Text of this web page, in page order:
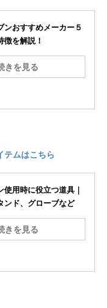
ンおすすめメーカー５
を解説！
きを見る
テムはこちら
使用時に役立つ道具｜
ンド、グローブなど
きを見る